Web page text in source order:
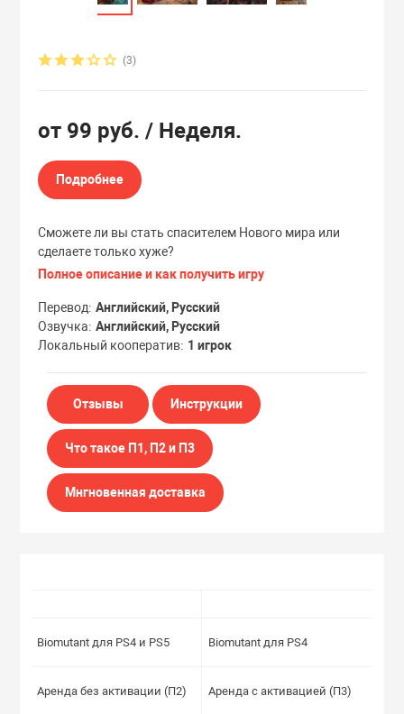
(3)
от 99 руб./ Неделя.
Подробнее
Сможете ли вы стать спасителем Нового мира или
сделаете только хуже?
Полное описание и как получить игру
Перевод Английский, Русский
Озвучка Английский, Русский
Локальный кооператив 1 игрок
Отзывы Инструкции
Что такое П1, П2 и П3
Мнгновенная доставка
Biomutant для PS4 и PS5
Аренда без активации (П2)
Biomutant для PS4
Аренда с активацией (П3)